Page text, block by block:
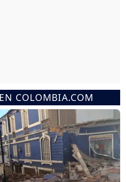
COLOMBIA.COM